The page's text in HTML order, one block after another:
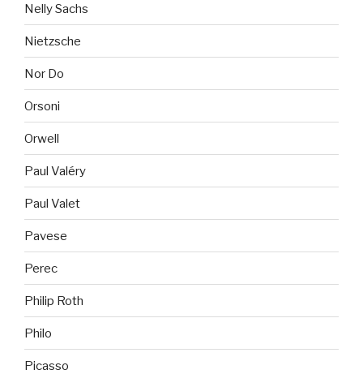
Nelly Sachs
Nietzsche
Nor Do
Orsoni
Orwell
Paul Valéry
Paul Valet
Pavese
Perec
Philip Roth
Philo
Picasso